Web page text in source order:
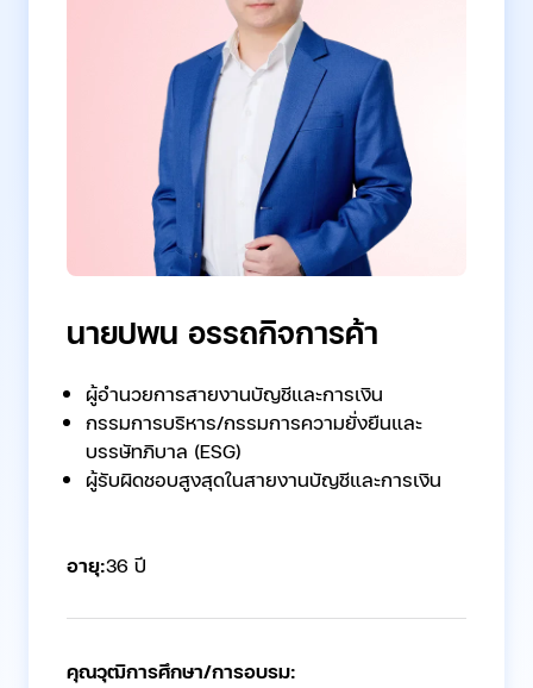
นายปพน อรรถกิจการค้า
ผู้อำนวยการสายงานบัญชีและการเงิน
กรรมการบริหาร/กรรมการความยั่งยืนและ
บรรษัทภิบาล (ESG)
ผู้รับผิดชอบสูงสุดในสายงานบัญชีและการเงิน
อายุ:36 ปี
คุณวุฒิการศึกษา/การอบรม: